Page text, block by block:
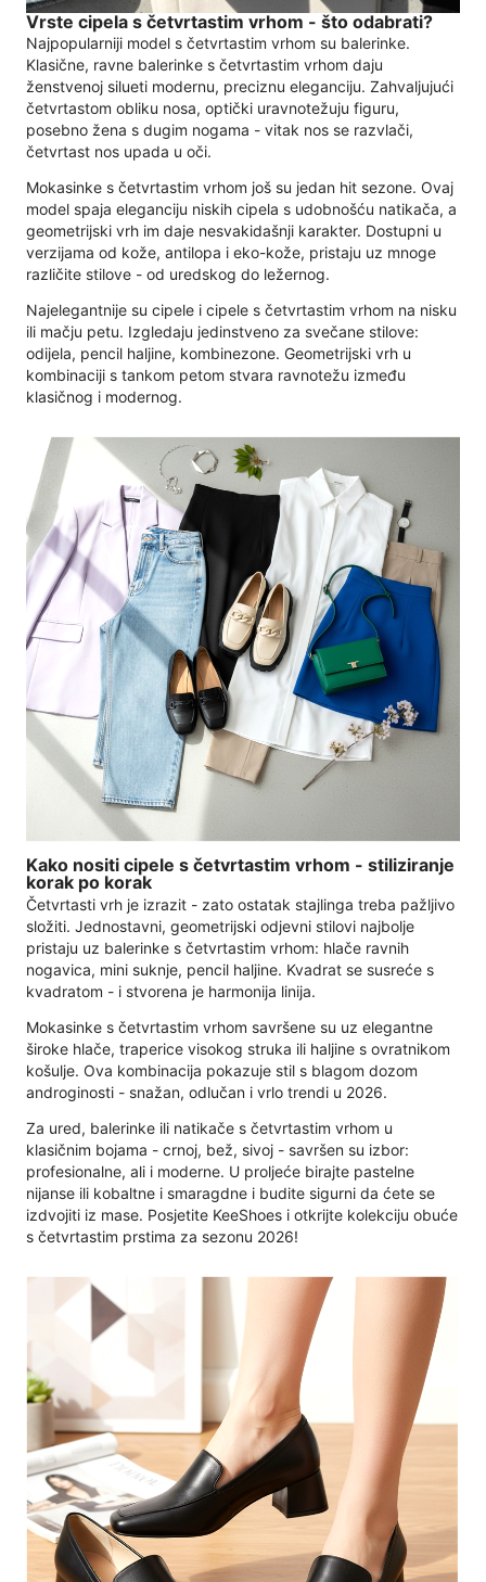
Vrste cipela s četvrtastim vrhom - što odabrati?
Najpopularniji model s četvrtastim vrhom su balerinke.
Klasične, ravne balerinke s četvrtastim vrhom daju
ženstvenoj silueti modernu, preciznu eleganciju. Zahvaljujući
četvrtastom obliku nosa, optički uravnotežuju figuru,
posebno žena s dugim nogama - vitak nos se razvlači,
četvrtast nos upada u oči.
Mokasinke s četvrtastim vrhom još su jedan hit sezone. Ovaj
model spaja eleganciju niskih cipela s udobnošću natikača, a
geometrijski vrh im daje nesvakidašnji karakter. Dostupni u
verzijama od kože, antilopa i eko-kože, pristaju uz mnoge
različite stilove - od uredskog do ležernog.
Najelegantnije su cipele i cipele s četvrtastim vrhom na nisku
ili mačju petu. Izgledaju jedinstveno za svečane stilove:
odijela, pencil haljine, kombinezone. Geometrijski vrh u
kombinaciji s tankom petom stvara ravnotežu između
klasičnog i modernog.
Kako nositi cipele s četvrtastim vrhom - stiliziranje
korak po korak
Četvrtasti vrh je izrazit - zato ostatak stajlinga treba pažljivo
složiti. Jednostavni, geometrijski odjevni stilovi najbolje
pristaju uz balerinke s četvrtastim vrhom: hlače ravnih
nogavica, mini suknje, pencil haljine. Kvadrat se susreće s
kvadratom - i stvorena je harmonija linija.
Mokasinke s četvrtastim vrhom savršene su uz elegantne
široke hlače, traperice visokog struka ili haljine s ovratnikom
košulje. Ova kombinacija pokazuje stil s blagom dozom
androginosti - snažan, odlučan i vrlo trendi u 2026.
Za ured, balerinke ili natikače s četvrtastim vrhom u
klasičnim bojama - crnoj, bež, sivoj - savršen su izbor:
profesionalne, ali i moderne. U proljeće birajte pastelne
nijanse ili kobaltne i smaragdne i budite sigurni da ćete se
izdvojiti iz mase. Posjetite KeeShoes i otkrijte kolekciju obuće
s četvrtastim prstima za sezonu 2026!